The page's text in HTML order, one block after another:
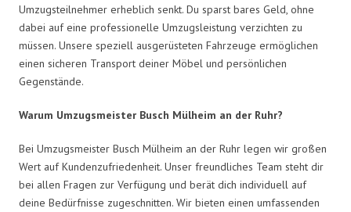
Umzugsteilnehmer erheblich senkt. Du sparst bares Geld, ohne
dabei auf eine professionelle Umzugsleistung verzichten zu
müssen. Unsere speziell ausgerüsteten Fahrzeuge ermöglichen
einen sicheren Transport deiner Möbel und persönlichen
Gegenstände.
Warum Umzugsmeister Busch Mülheim an der Ruhr?
Bei Umzugsmeister Busch Mülheim an der Ruhr legen wir großen
Wert auf Kundenzufriedenheit. Unser freundliches Team steht dir
bei allen Fragen zur Verfügung und berät dich individuell auf
deine Bedürfnisse zugeschnitten. Wir bieten einen umfassenden